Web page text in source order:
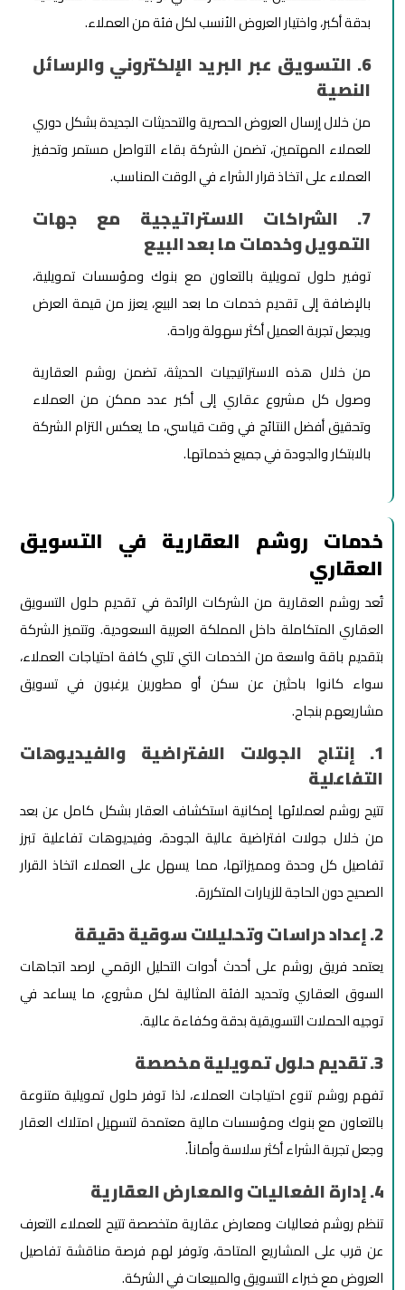
بدقة أكبر، واختيار العروض الأنسب لكل فئة من العملاء.
6. التسويق عبر البريد الإلكتروني والرسائل
النصية
من خلال إرسال العروض الحصرية والتحديثات الجديدة بشكل دوري
للعملاء المهتمين، تضمن الشركة بقاء التواصل مستمر وتحفيز
العملاء على اتخاذ قرار الشراء في الوقت المناسب.
7. الشراكات الاستراتيجية مع جهات
التمويل وخدمات ما بعد البيع
توفير حلول تمويلية بالتعاون مع بنوك ومؤسسات تمويلية،
بالإضافة إلى تقديم خدمات ما بعد البيع، يعزز من قيمة العرض
ويجعل تجربة العميل أكثر سهولة وراحة.
من خلال هذه الاستراتيجيات الحديثة، تضمن روشم العقارية
وصول كل مشروع عقاري إلى أكبر عدد ممكن من العملاء
وتحقيق أفضل النتائج في وقت قياسي، ما يعكس التزام الشركة
بالابتكار والجودة في جميع خدماتها.
خدمات روشم العقارية في التسويق
العقاري
تُعد روشم العقارية من الشركات الرائدة في تقديم حلول التسويق
العقاري المتكاملة داخل المملكة العربية السعودية. وتتميز الشركة
بتقديم باقة واسعة من الخدمات التي تلبي كافة احتياجات العملاء،
سواء كانوا باحثين عن سكن أو مطورين يرغبون في تسويق
مشاريعهم بنجاح.
1. إنتاج الجولات الافتراضية والفيديوهات
التفاعلية
تتيح روشم لعملائها إمكانية استكشاف العقار بشكل كامل عن بعد
من خلال جولات افتراضية عالية الجودة، وفيديوهات تفاعلية تبرز
تفاصيل كل وحدة ومميزاتها، مما يسهل على العملاء اتخاذ القرار
الصحيح دون الحاجة للزيارات المتكررة.
2. إعداد دراسات وتحليلات سوقية دقيقة
يعتمد فريق روشم على أحدث أدوات التحليل الرقمي لرصد اتجاهات
السوق العقاري وتحديد الفئة المثالية لكل مشروع، ما يساعد في
توجيه الحملات التسويقية بدقة وكفاءة عالية.
3. تقديم حلول تمويلية مخصصة
تفهم روشم تنوع احتياجات العملاء، لذا توفر حلول تمويلية متنوعة
بالتعاون مع بنوك ومؤسسات مالية معتمدة لتسهيل امتلاك العقار
وجعل تجربة الشراء أكثر سلاسة وأماناً.
4. إدارة الفعاليات والمعارض العقارية
تنظم روشم فعاليات ومعارض عقارية متخصصة تتيح للعملاء التعرف
عن قرب على المشاريع المتاحة، وتوفر لهم فرصة مناقشة تفاصيل
العروض مع خبراء التسويق والمبيعات في الشركة.